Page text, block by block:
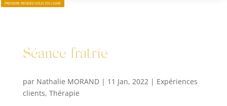
PRENDRE RENDEZ-VOUS EN LIGNE
Séance fratrie
par Nathalie MORAND| 11 Jan, 2022| Expériences
clients, Thérapie